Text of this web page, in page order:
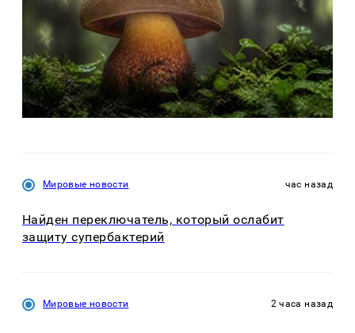
Мировые новости час назад
Найден переключатель, который ослабит
защиту супербактерий
Мировые новости 2 часа назад